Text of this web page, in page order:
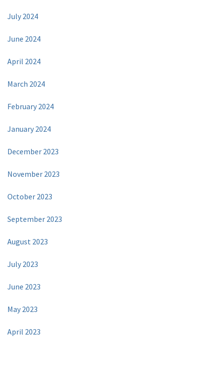
July 2024
June 2024
April 2024
March 2024
February 2024
January 2024
December 2023
November 2023
October 2023
September 2023
August 2023
July 2023
June 2023
May 2023
April 2023